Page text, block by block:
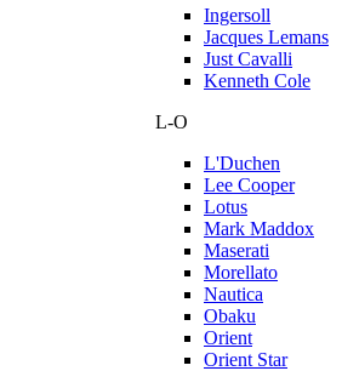
Ingersoll
Jacques Lemans
Just Cavalli
Kenneth Cole
L-O
L'Duchen
Lee Cooper
Lotus
Mark Maddox
Maserati
Morellato
Nautica
Obaku
Orient
Orient Star